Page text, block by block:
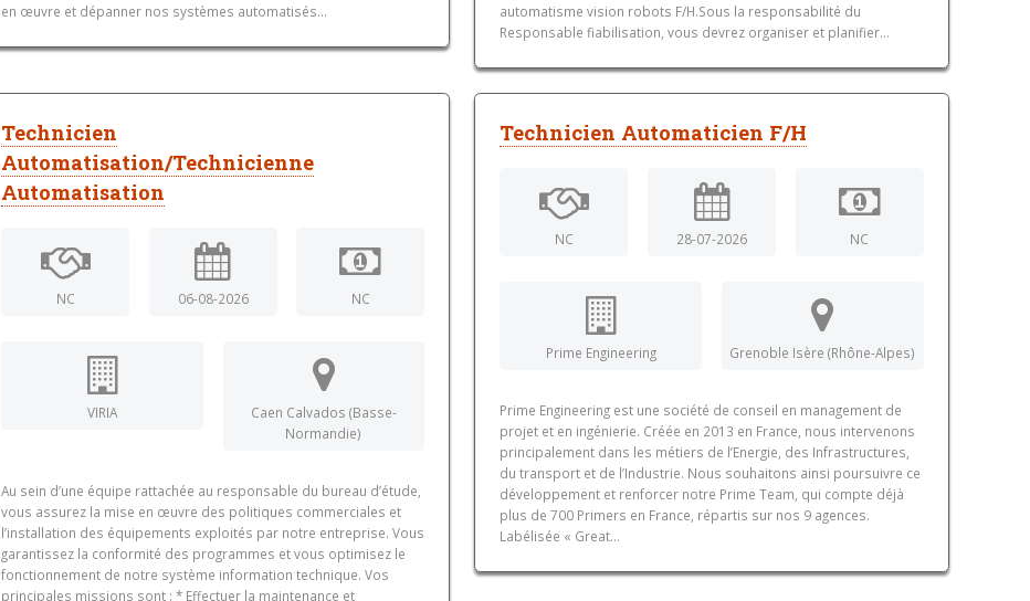
en œuvre et dépanner nos systèmes automatisés...
automatisme vision robots F/H.Sous la responsabilité du
Responsable fiabilisation, vous devrez organiser et planifier...
Technicien
Automatisation/Technicienne
Automatisation
NC 06-08-2026 NC
VIRIA
Caen Calvados (Basse-
Normandie)
Au sein d’une équipe rattachée au responsable du bureau d’étude,
vous assurez la mise en œuvre des politiques commerciales et
l’installation des équipements exploités par notre entreprise. Vous
garantissez la conformité des programmes et vous optimisez le
fonctionnement de notre système information technique. Vos
principales missions sont : * Effectuer la maintenance et
Technicien Automaticien F/H
NC 28-07-2026 NC
Prime Engineering Grenoble Isère (Rhône-Alpes)
Prime Engineering est une société de conseil en management de
projet et en ingénierie. Créée en 2013 en France, nous intervenons
principalement dans les métiers de l’Energie, des Infrastructures,
du transport et de l’Industrie. Nous souhaitons ainsi poursuivre ce
développement et renforcer notre Prime Team, qui compte déjà
plus de 700 Primers en France, répartis sur nos 9 agences.
Labélisée « Great...